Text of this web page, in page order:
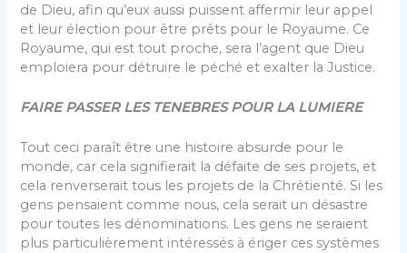
de Dieu, afin qu’eux aussi puissent affermir leur appel
et leur élection pour être prêts pour le Royaume. Ce
Royaume, qui est tout proche, sera l’agent que Dieu
emploiera pour détruire le péché et exalter la Justice.
FAIRE PASSER LES TENEBRES POUR LA LUMIERE
Tout ceci paraît être une histoire absurde pour le
monde, car cela signifierait la défaite de ses projets, et
cela renverserait tous les projets de la Chrétienté. Si les
gens pensaient comme nous, cela serait un désastre
pour toutes les dénominations. Les gens ne seraient
plus particulièrement intéressés à ériger ces systèmes